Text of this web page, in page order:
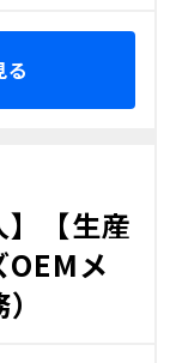
る
】【生産
メ